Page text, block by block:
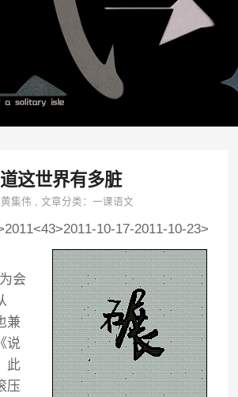
这世界有多脏
黄集伟 ,文章分类：一课语文
10-17-2011-10-23>
会
兼
说
此
压